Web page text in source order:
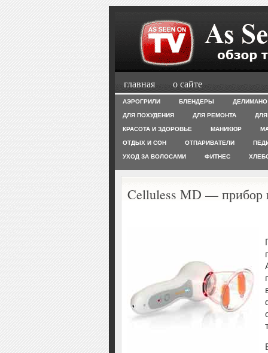
главная о сайте
АЭРОГРИЛИ БЛЕНДЕРЫ ДЕЛИМАНО
ДЛЯ ПОХУДЕНИЯ ДЛЯ РЕМОНТА
КРАСОТА И ЗДОРОВЬЕ МАНИКЮР
ОТДЫХ И СОН ОТПАРИВАТЕЛИ
УХОД ЗА ВОЛОСАМИ ФИТНЕС
Celluless MD — прибор